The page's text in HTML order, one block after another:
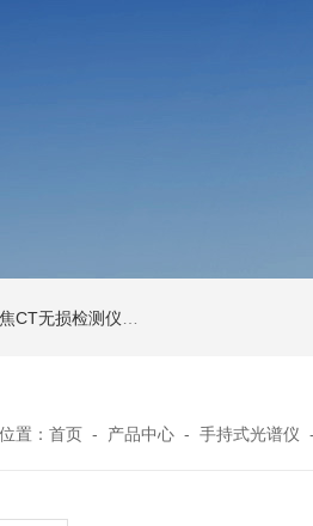
无损检测仪器 ISD-NI-RX85-G13工
置：首页 - 产品中心 -手持式光谱仪